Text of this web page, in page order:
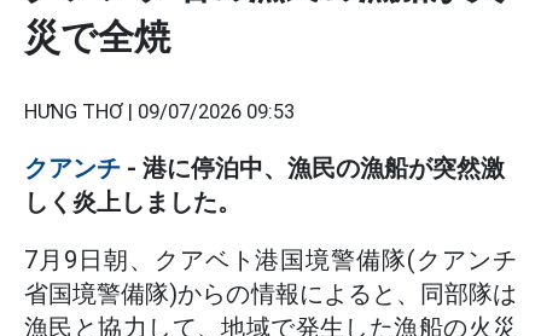
災で全焼
HƯNG THƠ | 09/07/2026 09:53
クアンチ - 港に停泊中、漁民の漁船が突然激
しく炎上しました。
7月9日朝、クアベト港国境警備隊(クアンチ
省国境警備隊)からの情報によると、同部隊は
漁民と協力して、地域で発生した漁船の火災